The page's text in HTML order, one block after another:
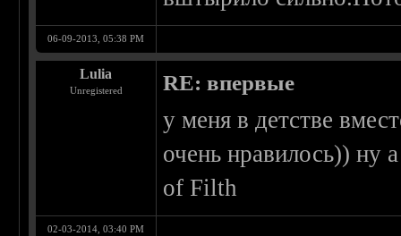
06-09-2013, 05:38 PM
Lulia
Unregistered RE: впервые
у меня в детстве
очень нравилось)) ну
of Filth
02-03-2014, 03:40 PM